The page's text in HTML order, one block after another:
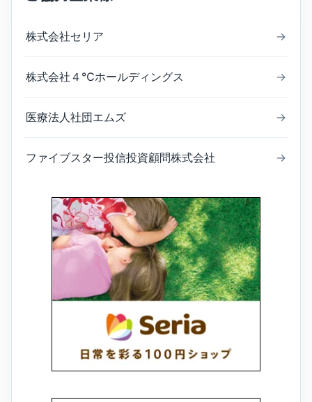
株式会社セリア →
株式会社４℃ホールディングス →
医療法人社団エムズ →
ファイブスター投信投資顧問株式会社 →